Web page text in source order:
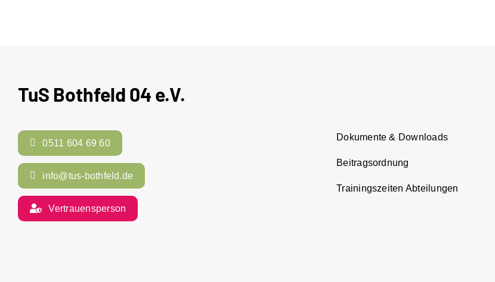
TuS Bothfeld 04 e.V.
0511 604 69 60
info@tus-bothfeld.de
Vertrauensperson
Dokumente & Downloads
Beitragsordnung
Trainingszeiten Abteilungen